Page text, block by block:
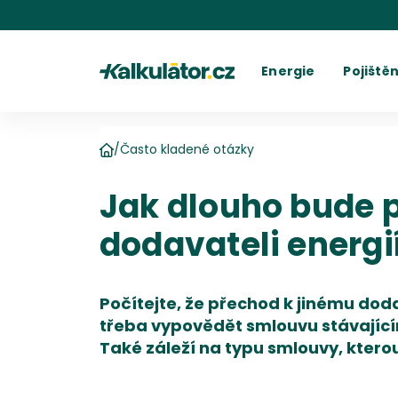
Kalkulátor.cz Energie
Kalkulačka elektřiny
Povinné
Domů
/Často kladené otázky
Jak dlouho bude
dodavateli
Počítejte, že přechod k jinému
třeba vypovědět smlouvu
Také záleží na typu smlouvy,